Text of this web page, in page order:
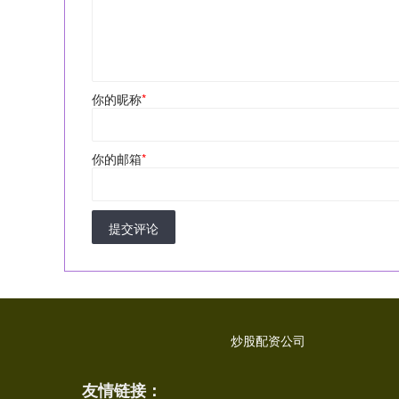
你的昵称*
你的邮箱*
提交评论
炒股配资公司
友情链接：